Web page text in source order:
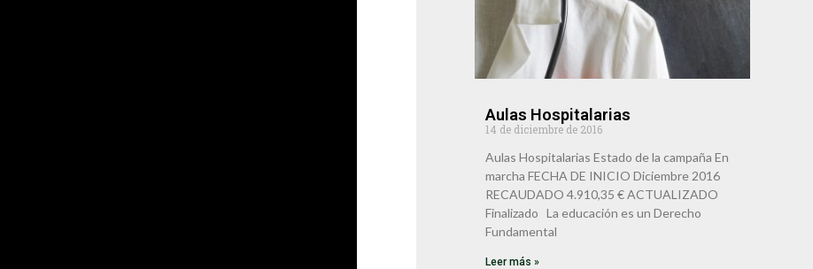
Aulas Hospitalarias
14 de diciembre de 2016
Aulas Hospitalarias Estado de la campaña En
marcha FECHA DE INICIO Diciembre 2016
RECAUDADO 4.910,35 € ACTUALIZADO
Finalizado La educación es un Derecho
Fundamental
Leer más »